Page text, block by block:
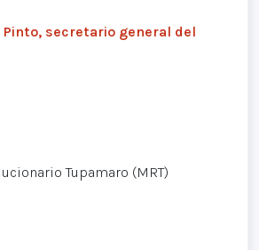
Pinto, secretario general del
Tupamaro (MRT)